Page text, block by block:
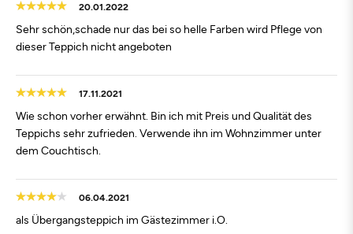
20.01.2022
Sehr schön,schade nur das bei so helle Farben wird Pflege von
dieser Teppich nicht angeboten
17.11.2021
Wie schon vorher erwähnt. Bin ich mit Preis und Qualität des
Teppichs sehr zufrieden. Verwende ihn im Wohnzimmer unter
dem Couchtisch.
06.04.2021
als Übergangsteppich im Gästezimmer i.O.